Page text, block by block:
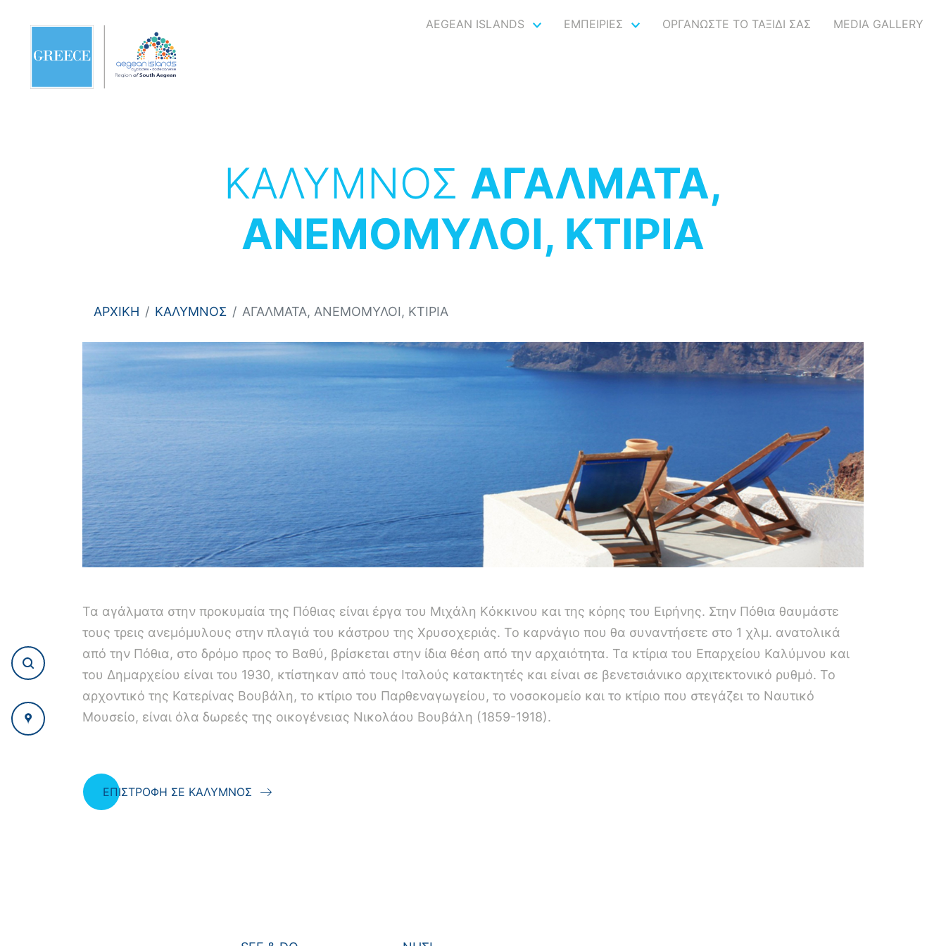
AEGEAN ISLANDS ΕΜΠΕΙΡΙΕΣ ΟΡΓΑΝΩΣΤΕ ΤΟ ΤΑΞΙΔΙ ΣΑΣ MEDIA GALLERY
ΚΑΛΥΜΝΟΣ ΑΓΑΛΜΑΤΑ,
ΑΝΕΜΟΜΥΛΟΙ, ΚΤΙΡΙΑ
ΑΡΧΙΚΗ ΚΑΛΥΜΝΟΣ ΑΓΑΛΜΑΤΑ, ΑΝΕΜΟΜΥΛΟΙ, ΚΤΙΡΙΑ
Τα αγάλματα στην προκυμαία της Πόθιας είναι έργα του Mιχάλη Kόκκινου και της κόρης του Eιρήνης. Στην Πόθια θαυμάστε
τους τρεις ανεμόμυλους στην πλαγιά του κάστρου της Xρυσοχεριάς. Το καρνάγιο που θα συναντήσετε στο 1 χλμ. ανατολικά
από την Πόθια, στο δρόμο προς το Bαθύ, βρίσκεται στην ίδια θέση από την αρχαιότητα. Τα κτίρια του Επαρχείου Καλύμνου και
του Δημαρχείου είναι του 1930, κτίστηκαν από τους Ιταλούς κατακτητές και είναι σε βενετσιάνικο αρχιτεκτονικό ρυθμό. Το
αρχοντικό της Κατερίνας Βουβάλη, το κτίριο του Παρθεναγωγείου, το νοσοκομείο και το κτίριο που στεγάζει το Ναυτικό
Μουσείο, είναι όλα δωρεές της οικογένειας Νικολάου Bουβάλη (1859-1918).
ΕΠΙΣΤΡΟΦΗ ΣΕ ΚΑΛΥΜΝΟΣ